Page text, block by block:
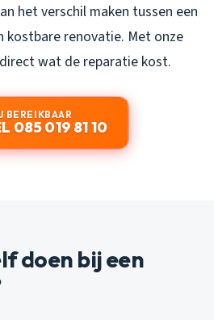
het verschil maken tussen een
kostbare renovatie. Met onze
wat de reparatie kost.
BEREIKBAAR
085 019 81 10
doen bij een